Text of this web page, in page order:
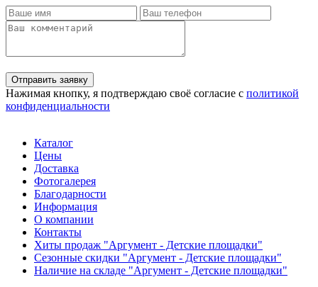
Отправить заявку
Нажимая кнопку, я подтверждаю своё согласие с политикой
конфиденциальности
Каталог
Цены
Доставка
Фотогалерея
Благодарности
Информация
О компании
Контакты
Хиты продаж "Аргумент - Детские площадки"
Сезонные скидки "Аргумент - Детские площадки"
Наличие на складе "Аргумент - Детские площадки"